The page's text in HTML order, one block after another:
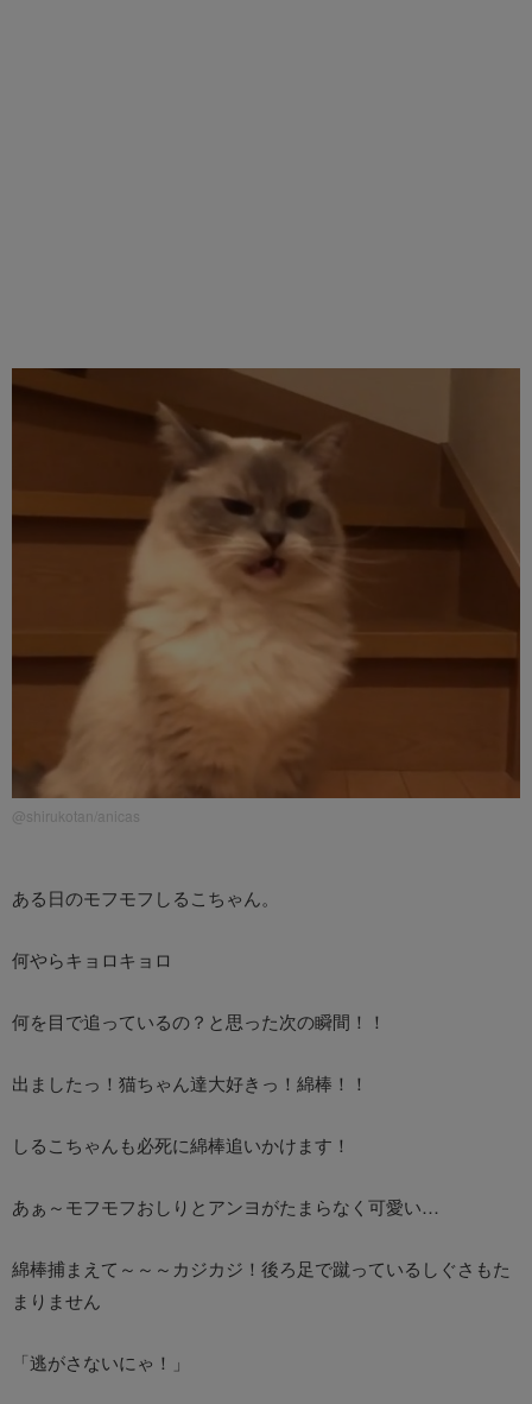
@shirukotan/anicas
ある日のモフモフしるこちゃん。
何やらキョロキョロ
何を目で追っているの？と思った次の瞬間！！
出ましたっ！猫ちゃん達大好きっ！綿棒！！
しるこちゃんも必死に綿棒追いかけます！
あぁ～モフモフおしりとアンヨがたまらなく可愛い…
綿棒捕まえて～～～カジカジ！後ろ足で蹴っているしぐさもた
まりません
「逃がさないにゃ！」